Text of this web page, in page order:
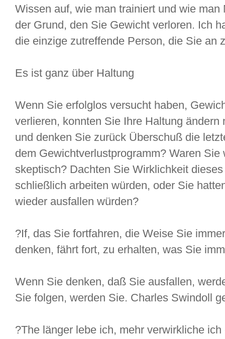
Wissen auf, wie man trainiert und wie
der Grund, den Sie Gewicht verloren. Ich
die einzige zutreffende Person, die Sie an
Es ist ganz über Haltung
Wenn Sie erfolglos versucht haben,
verlieren, konnten Sie Ihre Haltung
und denken Sie zurück Überschuß die
dem Gewichtverlustprogramm? Waren
skeptisch? Dachten Sie Wirklichkeit
schließlich arbeiten würden, oder Sie
wieder ausfallen würden?
?If, das Sie fortfahren, die Weise Sie
denken, fährt fort, zu erhalten, was Sie
Wenn Sie denken, daß Sie ausfallen,
Sie folgen, werden Sie. Charles Swindoll
?The länger lebe ich, mehr verwirkliche